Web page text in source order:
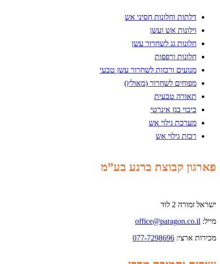
דלתות וחלונות חסיני אש
וילונות אש ועשן
חלונות גג לשחרור עשן
חלונות ורפפות
מנועים ורכזות לשחרור עשן טבעי
מפוחים לשחרור (מאולץ)
תאורה טבעית
כיבוי בגז אינרטי
מערכת גילוי אש
רכזת גילוי אש
פארגון קבוצת ברנע בע”מ
ישראל זמורה 2 לוד
מייל: office@paragon.co.il
מכירות ארצי: 077-7298696